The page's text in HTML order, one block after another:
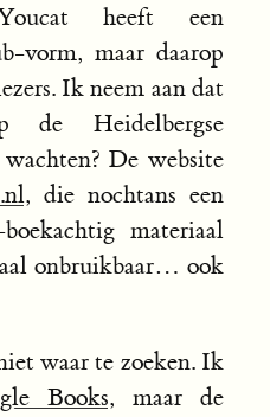
heeft een
vorm, maar daarop
Ik neem aan dat
Heidelbergse
De website
, die nochtans een
materiaal
onbruikbaar… ook
waar te zoeken. Ik
Books, maar de